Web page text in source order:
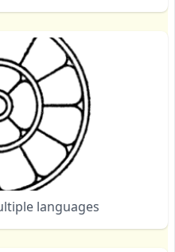
languages